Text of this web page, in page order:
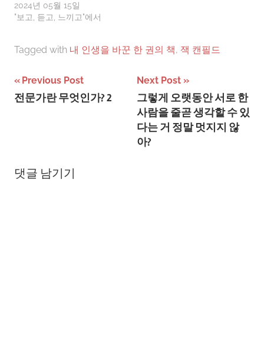
2024년 05월 15일
"보고, 듣고, 느끼고"에서
Tagged with 내 인생을 바꾼 한 권의 책, 잭 캔필드
글
탐
Previous Post
전문가란 무엇인가? 2
Next Post
그렇게 오랫동안 서로 한
사람을 줄곧 생각할 수 있
다는 거 정말 멋지지 않
아?
댓글 남기기